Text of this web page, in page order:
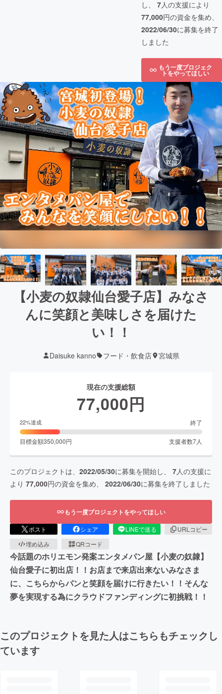
し、 7人の支援により
77,000円の資金を集め、
2022/06/30に募集を終了
しました
もう一度プロジェク
トをやってほしい
【小麦の奴隷仙台愛子店】みなさ
んに笑顔と美味しさを届けた
い！！
Daisuke kanno フード・飲食店 宮城県
現在の支援総額
77,000円
22%達成 終了
目標金額350,000円 支援者数7人
このプロジェクトは、 2022/05/30に募集を開始し、 7人の支援に
より 77,000円の資金を集め、 2022/06/30に募集を終了しました
もう一度プロジェクトをやってほしい
ポスト シェア LINEで送る
URLコピー
埋め込み
QRコード
今話題のホリエモン発案エンタメパン屋【小麦の奴隷】
仙台愛子に初出店！！お店まで来店出来ないみなさま
に、こちらからパンと笑顔を届けに行きたい！！そんな
夢を実現する為にクラウドファンディングに初挑戦！！
このプロジェクトを見た人はこちらもチェックし
ています